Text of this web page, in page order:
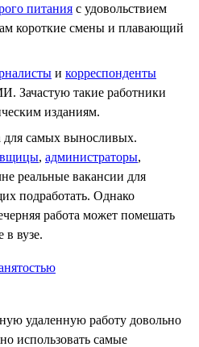
питания с удовольствием
короткие смены и плавающий
и корреспонденты
Зачастую такие работники
изданиям.
для самых выносливых.
, администраторы,
реальные вакансии для
подработать. Однако
работа может помешать
в вузе.
удаленную работу довольно
использовать самые